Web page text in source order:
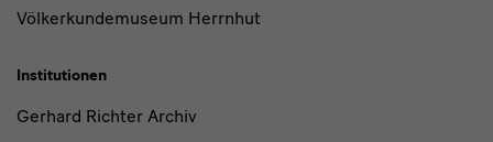
Völkerkundemuseum Herrnhut
Institutionen
Gerhard Richter Archiv